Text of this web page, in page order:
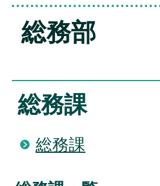
総務部
総務課
総務課